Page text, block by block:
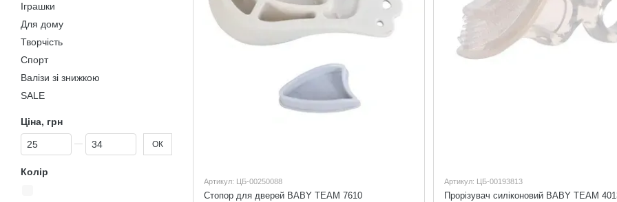
Артикул: ЦБ-00250088
Стопор для дверей BABY TEAM 7610
Артикул: ЦБ-00193813
Прорізувач силіконовий BABY TEAM
Іграшки
Для дому
Творчість
Спорт
Валізи зі знижкою
SALE
Ціна, грн
Від Ціна, грн
До Ціна, грн ОК
Колір